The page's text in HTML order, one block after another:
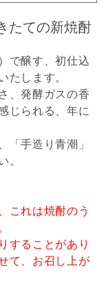
たての新焼酎
で醸す、初仕込
たします。
、発酵ガスの香
じられる、年に
「手造り青潮」
。
これは焼酎のう
することがあり
て、お召し上が